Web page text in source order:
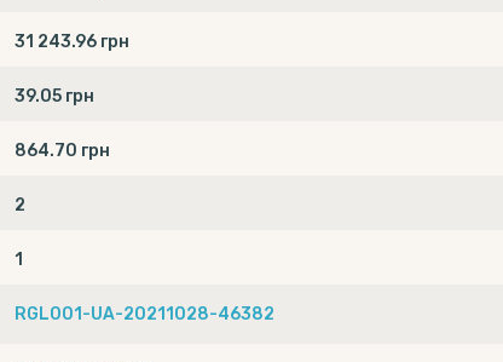
31 243.96 грн
39.05 грн
864.70 грн
2
1
RGL001-UA-20211028-46382